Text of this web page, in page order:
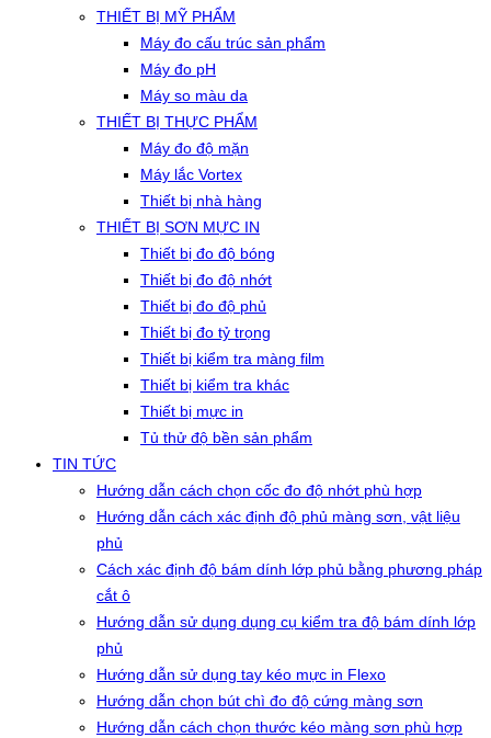
THIẾT BỊ MỸ PHẨM
Máy đo cấu trúc sản phẩm
Máy đo pH
Máy so màu da
THIẾT BỊ THỰC PHẨM
Máy đo độ mặn
Máy lắc Vortex
Thiết bị nhà hàng
THIẾT BỊ SƠN MỰC IN
Thiết bị đo độ bóng
Thiết bị đo độ nhớt
Thiết bị đo độ phủ
Thiết bị đo tỷ trọng
Thiết bị kiểm tra màng film
Thiết bị kiểm tra khác
Thiết bị mực in
Tủ thử độ bền sản phẩm
TIN TỨC
Hướng dẫn cách chọn cốc đo độ nhớt phù hợp
Hướng dẫn cách xác định độ phủ màng sơn, vật liệu
phủ
Cách xác định độ bám dính lớp phủ bằng phương pháp
cắt ô
Hướng dẫn sử dụng dụng cụ kiểm tra độ bám dính lớp
phủ
Hướng dẫn sử dụng tay kéo mực in Flexo
Hướng dẫn chọn bút chì đo độ cứng màng sơn
Hướng dẫn cách chọn thước kéo màng sơn phù hợp